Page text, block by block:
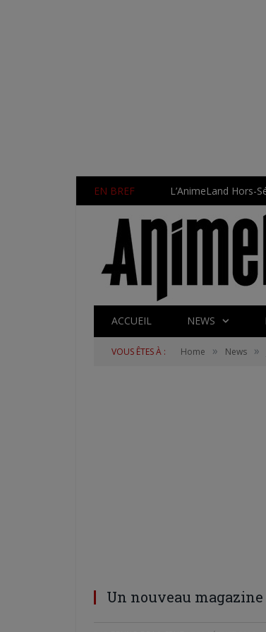
EN BREF L’AnimeLand Hors-
ACCUEIL NEWS
VOUS ÊTES À : Home » News »
Un nouveau